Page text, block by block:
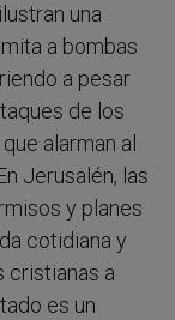
una
a bombas
a pesar
de los
alarman al
Jerusalén, las
y planes
cotidiana y
cristianas a
es un